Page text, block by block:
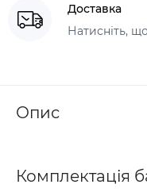
Доставка
Натисніть,
Опис
Комплектація